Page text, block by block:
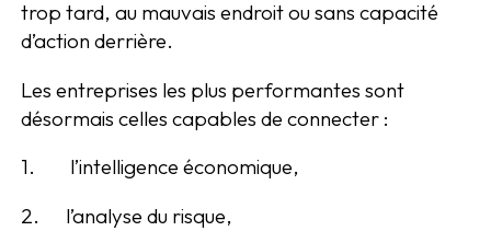
trop tard, au mauvais endroit ou sans capacité
d’action derrière.
Les entreprises les plus performantes sont
désormais celles capables de connecter :
1. l’intelligence économique,
2. l’analyse du risque,